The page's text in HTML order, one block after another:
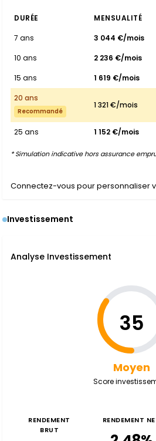
DURÉE MENSUALITÉ
7 ans
3 044 €/mois
10 ans
2 236 €/mois
15 ans
1 619 €/mois
20 ans
Recommandé
1 321 €/mois
25 ans 1 152 €/mois
* Simulation indicative hors assurance
Connectez-vous pour personnaliser
Investissement
Analyse Investissement
35
Moyen
Score
RENDEMENT
BRUT
RENDEMENT